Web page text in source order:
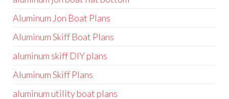
Aluminum Jon Boat Plans
Aluminum Skiff Boat Plans
aluminum skiff DIY plans
Aluminum Skiff Plans
aluminum utility boat plans